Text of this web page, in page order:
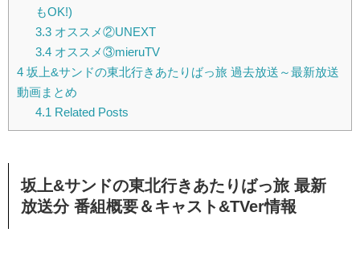
もOK!)
3.3オススメ②UNEXT
3.4オススメ③mieruTV
4 坂上&サンドの東北行きあたりばっ旅 過去放送～最新放送
動画まとめ
4.1 Related Posts
坂上&サンドの東北行きあたりばっ旅 最新
放送分 番組概要＆キャスト&TVer情報